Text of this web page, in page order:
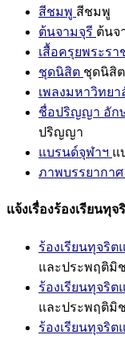
สีชมพู สีชมพู
ต้นจามจุรี ต้นจ
เสื้อครุยพระร
ชุดนิสิต ชุดนิสิต
เพลงมหาวิทยา
ชื่อปริญญา อัก
ปริญญา
แบรนด์จุฬาฯ แ
ภาพบรรยากาศ
แจ้งเรื่องร้องเรียนทุจ
ร้องเรียนทุจริ
และประพฤติมิ
ร้องเรียนทุจริ
และประพฤติมิ
ร้องเรียนทุจริ